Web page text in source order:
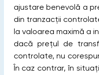
ajustare benevolă a
din tranzacții
la valoarea maximă a
dacă prețul de
controlate, nu
În caz contrar, în